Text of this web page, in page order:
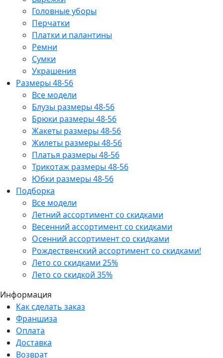
Головные уборы
Перчатки
Платки и палантины
Ремни
Сумки
Украшения
Размеры 48-56
Все модели
Блузы размеры 48-56
Брюки размеры 48-56
Жакеты размеры 48-56
Жилеты размеры 48-56
Платья размеры 48-56
Трикотаж размеры 48-56
Юбки размеры 48-56
Подборка
Все модели
Летний ассортимент со скидками
Весенний ассортимент со скидками
Осенний ассортимент со скидками
Рождественский ассортимент со скидками!
Лето со скидками 25%
Лето со скидкой 35%
Информация
Как сделать заказ
Франшиза
Оплата
Доставка
Возврат